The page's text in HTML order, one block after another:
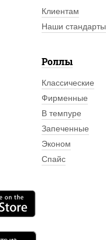
Клиентам
Наши стандарты
Роллы
Классические
Фирменные
В темпуре
Запеченные
Эконом
Спайс